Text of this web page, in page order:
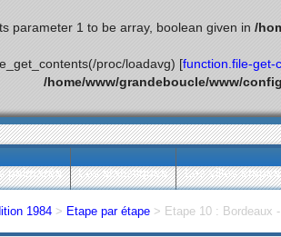
parameter 1 to be array, boolean given in /
proc/loadavg) [function.file-get-
/home/www/grandeboucle/www/
palmarès Les statistiques Les villes étapes
1984 > Etape par étape > Etape 10 : Bordeaux